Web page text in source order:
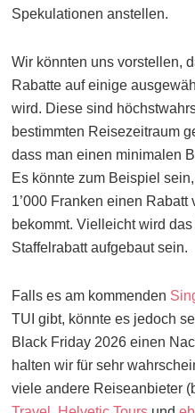
Spekulationen anstellen.
Wir könnten uns vorstellen,
Rabatte auf einige
wird. Diese sind
bestimmten Reisezeitraum
dass man einen minimalen
Es könnte zum Beispiel
1’000 Franken einen
bekommt. Vielleicht wird
Staffelrabatt aufgebaut sein.
Falls es am kommenden
TUI gibt, könnte es jedoch
Black Friday 2026 einen
halten wir für sehr
viele andere Reiseanbieter